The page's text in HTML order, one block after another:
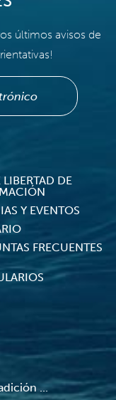
últimos avisos de
LIBERTAD DE
Y EVENTOS
FRECUENTES
...